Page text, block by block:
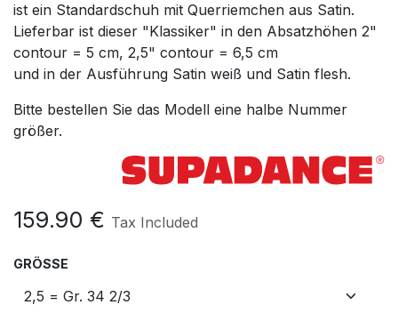
ist ein Standardschuh mit Querriemchen aus Satin.
Lieferbar ist dieser "Klassiker" in den Absatzhöhen 2"
contour = 5 cm, 2,5" contour = 6,5 cm
und in der Ausführung Satin weiß und Satin flesh.
Bitte bestellen Sie das Modell eine halbe Nummer
größer.
159.90 € Tax Included
GRÖSSE